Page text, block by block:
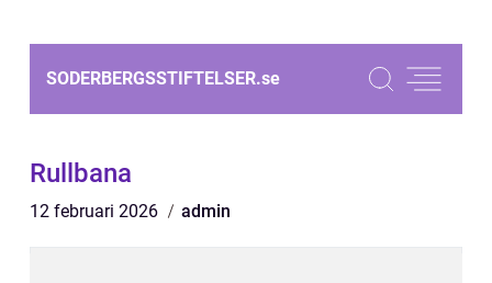
SODERBERGSSTIFTELSER.se
Rullbana
12 februari 2026 admin